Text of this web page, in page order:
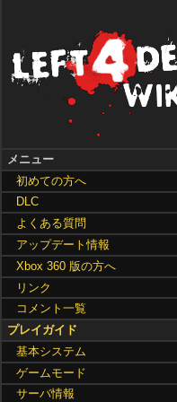
メニュー
初めての方へ
DLC
よくある質問
アップデート情報
Xbox 360 版の方へ
リンク
コメント一覧
プレイガイド
基本システム
ゲームモード
サーバ情報